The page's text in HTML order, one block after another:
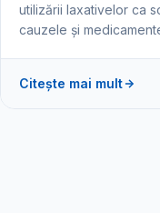
utilizării laxativelor ca
cauzele și
Citește mai mult